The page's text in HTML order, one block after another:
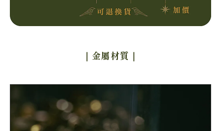
｜金屬材質 ｜